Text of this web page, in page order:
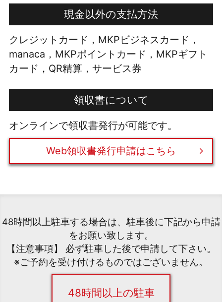
現金以外の支払方法
クレジットカード，MKPビジネスカード，
manaca，MKPポイントカード，MKPギフト
カード，QR精算，サービス券
領収書について
オンラインで領収書発行が可能です。
Web領収書発行申請はこちら
48時間以上駐車する場合は、駐車後に下記から申請
をお願い致します。
【注意事項】 必ず駐車した後で申請して下さい。
※ご予約を受け付けるものではございません。
48時間以上の駐車